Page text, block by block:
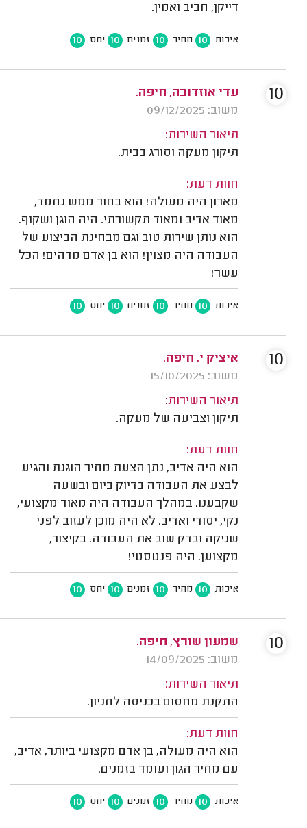
דייקן, חביב ואמין.
איכות 10 מחיר 10 זמנים 10 יחס 10
עדי אוזדובה, חיפה.
משוב: 09/12/2025
תיאור השירות:
תיקון מעקה וסורג בבית.
חוות דעת:
מארון היה מעולה! הוא בחור ממש נחמד,
מאוד אדיב ומאוד תקשורתי. היה הוגן ושקוף.
הוא נותן שירות טוב וגם מבחינת הביצוע של
העבודה היה מצוין! הוא בן אדם מדהים! הכל
עשר!
איכות 10 מחיר 10 זמנים 10 יחס 10
10
איציק י. חיפה.
משוב: 15/10/2025
תיאור השירות:
תיקון וצביעה של מעקה.
חוות דעת:
הוא היה אדיב, נתן הצעת מחיר הוגנת והגיע
לבצע את העבודה בדיוק ביום ובשעה
שקבענו. במהלך העבודה היה מאוד מקצועי,
נקי, יסודי ואדיב. לא היה מוכן לעזוב לפני
שניקה ובדק שוב את העבודה. בקיצור,
מקצוען. היה פנטסטי!
איכות 10 מחיר 10 זמנים 10 יחס 10
10
שמעון שורץ, חיפה.
משוב: 14/09/2025
תיאור השירות:
התקנת מחסום בכניסה לחניון.
חוות דעת:
הוא היה מעולה, בן אדם מקצועי ביותר, אדיב,
עם מחיר הגון ועומד בזמנים.
איכות 10 מחיר 10 זמנים 10 יחס 10
10